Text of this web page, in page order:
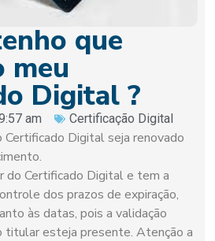
que
meu
Digital ?
am Certificação Digital
Certificado Digital seja renovado
do Certificado Digital e tem a
dos prazos de expiração,
às datas, pois a validação
titular esteja presente. Atenção a